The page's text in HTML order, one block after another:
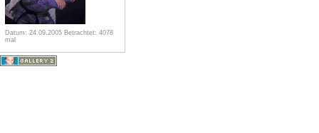
Datum: 24.09.2005 Betrachtet: 4078
mal